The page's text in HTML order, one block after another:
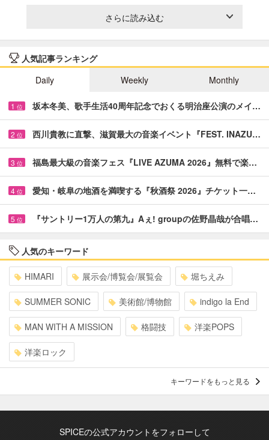
さらに読み込む
人気記事ランキング
Daily
Weekly Monthly
1 位 坂本冬美、歌手生活40周年記念でおくる明治座公演のメイ…
2 位 西川貴教に直撃、滋賀最大の音楽イベント『FEST. INAZU…
3 位 福島最大級の音楽フェス『LIVE AZUMA 2026』無料で楽…
4 位 愛知・岐阜の地酒を満喫する『秋酒祭 2026』チケット一…
5 位 『サントリー1万人の第九』Aぇ! groupの佐野晶哉が合唱…
人気のキーワード
HIMARI 展示会/博覧会/展覧会 堀ちえみ
SUMMER SONIC 美術館/博物館 indigo la End
MAN WITH A MISSION 格闘技 洋楽POPS
洋楽ロック
キーワードをもっと見る
SPICEの公式アカウントをフォローして